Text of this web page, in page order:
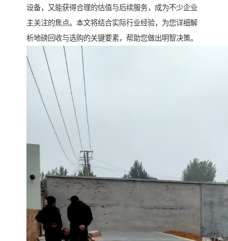
设备，又能获得合理的估值与后续服务，成为不少企业
主关注的焦点。本文将结合实际行业经验，为您详细解
析地磅回收与选购的关键要素，帮助您做出明智决策。